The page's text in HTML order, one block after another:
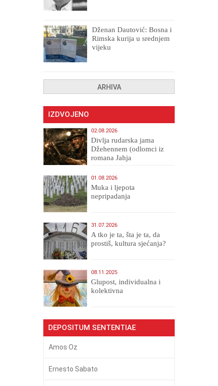
Dženan Dautović: Bosna i
Rimska kurija u srednjem
vijeku
ARHIVA
IZDVOJENO
02.08.2026
Divlja rudarska jama
Džehennem (odlomci iz
romana Jahja
01.08.2026
Muka i ljepota
nepripadanja
31.07.2026
A tko je ta, šta je ta, da
prostiš, kultura sjećanja?
08.11.2025
Glupost, individualna i
kolektivna
DEPOSITUM SENTENTIAE
Amos Oz
Ernesto Sabato